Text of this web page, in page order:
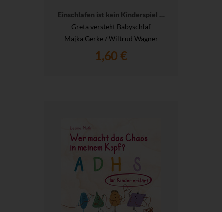
Einschlafen ist kein Kinderspiel …
Greta versteht Babyschlaf
Majka Gerke / Wiltrud Wagner
1,60 €